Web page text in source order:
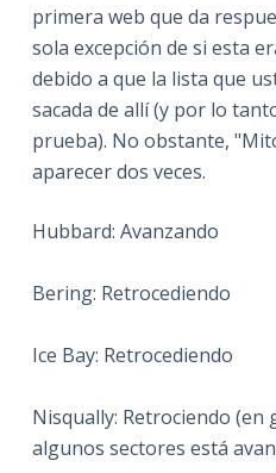
primera web que da
sola excepción de si esta
debido a que la lista que
sacada de allí (y por lo
prueba). No obstante,
aparecer dos veces.
Hubbard: Avanzando
Bering: Retrocediendo
Ice Bay: Retrocediendo
Nisqually: Retrociendo (en
algunos sectores está